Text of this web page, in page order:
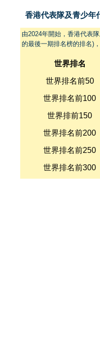
香港代表隊及青少年
由2024年開始，香港代表
的最後一期排名榜的排名)
世界排名
世界排名前50
世界排名前100
世界排前150
世界排名前200
世界排名前250
世界排名前300